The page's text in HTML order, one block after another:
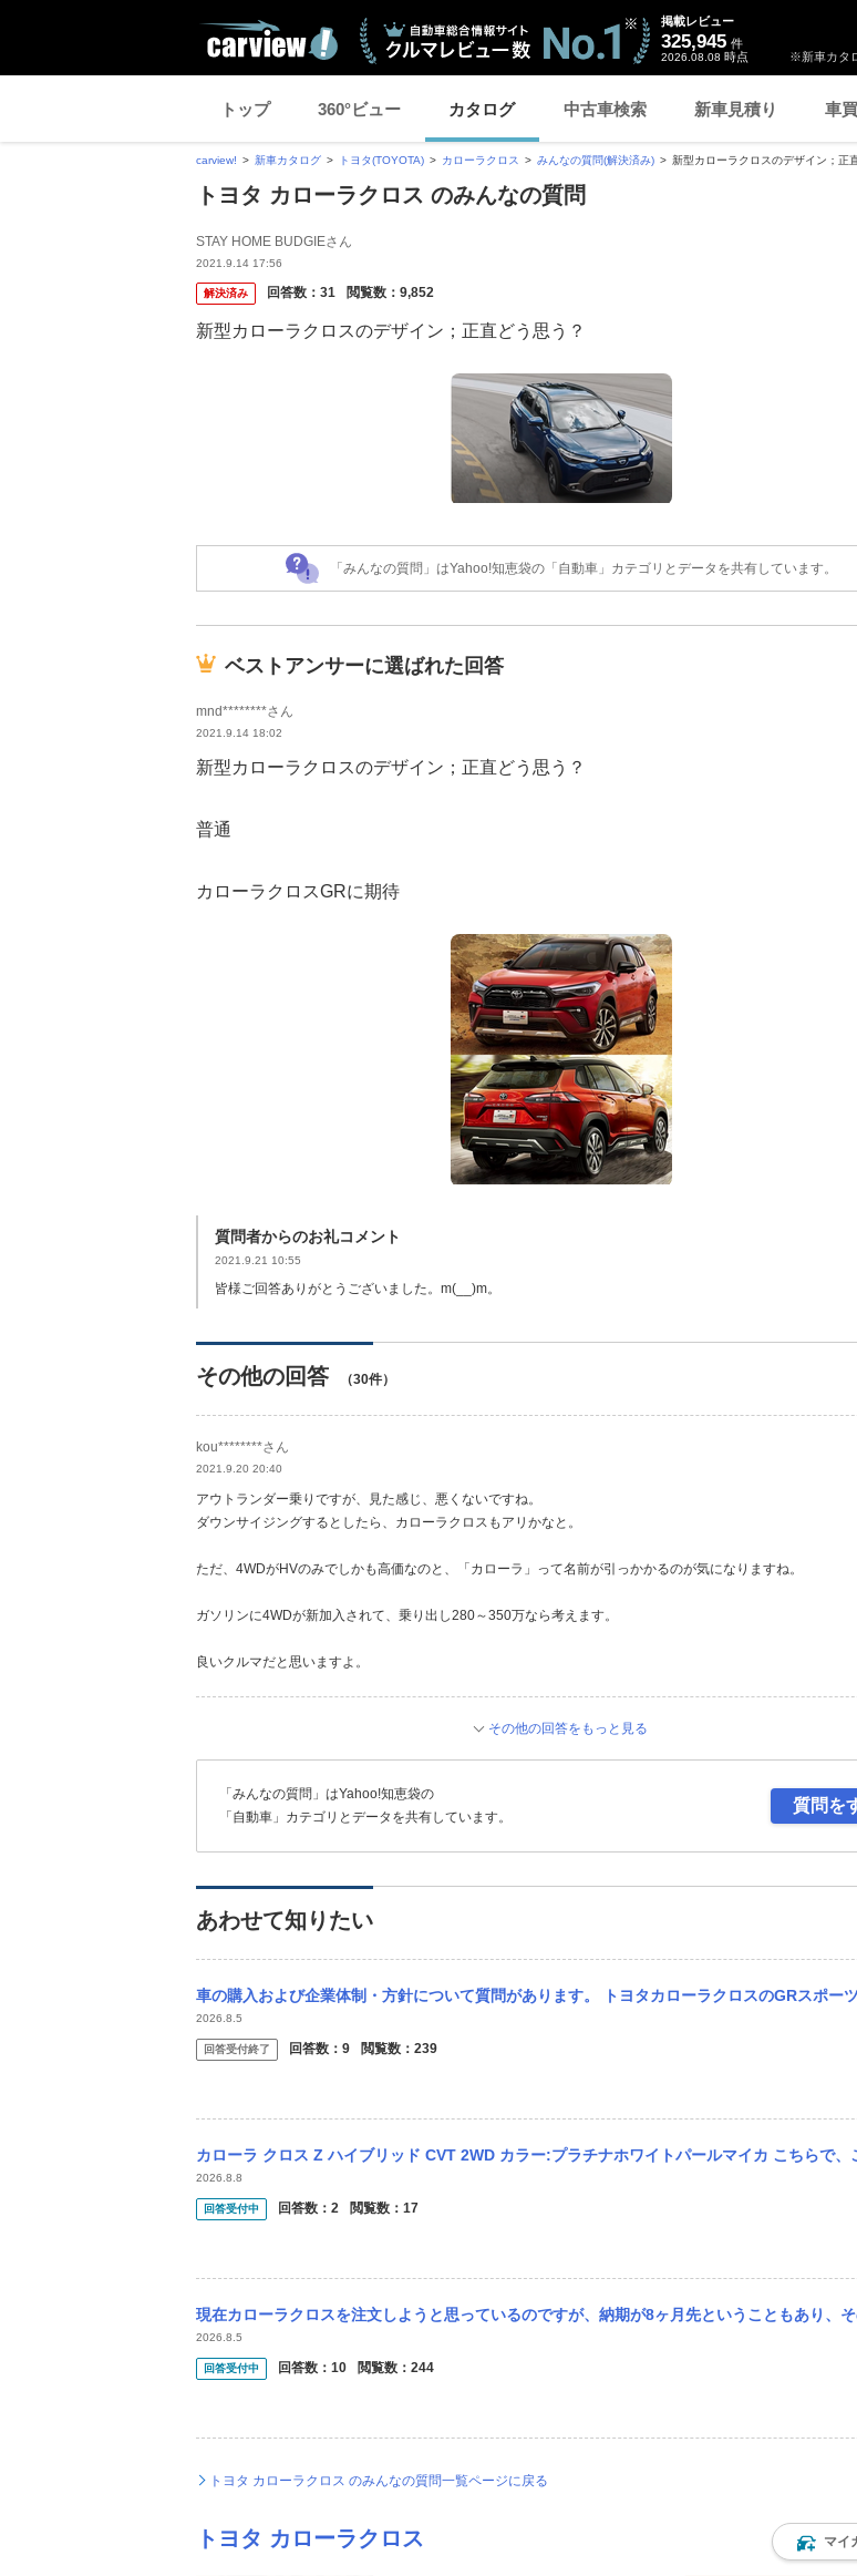
※新車カタ
掲載レビュー
325,945 件
2026.08.08 時点
トップ 360°ビュー カタログ 中古車検索 新車見積り 車
carview! 新車カタログ トヨタ(TOYOTA) カローラクロス みんなの質問(解決済み) 新型カローラクロスのデザイン；正
トヨタ カローラクロス のみんなの質問
STAY HOME BUDGIEさん
2021.9.14 17:56
解決済み 回答数： 31 閲覧数： 9,852
新型カローラクロスのデザイン；正直どう思う？
「みんなの質問」はYahoo!知恵袋の「自動車」カテゴリとデータを共有しています。
ベストアンサーに選ばれた回答
mnd********さん
2021.9.14 18:02
新型カローラクロスのデザイン；正直どう思う？
普通
カローラクロスGRに期待
質問者からのお礼コメント
2021.9.21 10:55
皆様ご回答ありがとうございました。m(__)m。
その他の回答 （30件）
kou********さん
2021.9.20 20:40
アウトランダー乗りですが、見た感じ、悪くないですね。
ダウンサイジングするとしたら、カローラクロスもアリかなと。
ただ、4WDがHVのみでしかも高価なのと、「カローラ」って名前が引っかかるのが気になりますね。
ガソリンに4WDが新加入されて、乗り出し280～350万なら考えます。
良いクルマだと思いますよ。
その他の回答をもっと見る
「みんなの質問」はYahoo!知恵袋の
「自動車」カテゴリとデータを共有しています。
質問を
あわせて知りたい
車の購入および企業体制・方針について質問があります。 トヨタカローラクロスのGRスポーツを乗りたく、先日県外の方まで試乗しに行きました(県内に試乗車は無いため)。 見積もり依頼をして
2026.8.5
回答受付終了 回答数： 9 閲覧数： 239
カローラ クロス Z ハイブリッド CVT 2WD カラー:プラチナホワイトパールマイカ こちらで、これは必須！といったオプションを教えていただきたいです。あまりこだわりがなくて
2026.8.8
回答受付中 回答数： 2 閲覧数： 17
現在カローラクロスを注文しようと思っているのですが、納期が8ヶ月先ということもあり、その間にフルモデルチェンジが発表されないか不安です。 リセールのことを考えるとこのタイミングでの注
2026.8.5
回答受付中 回答数： 10 閲覧数： 244
トヨタ カローラクロス のみんなの質問一覧ページに戻る
トヨタ カローラクロス マイ